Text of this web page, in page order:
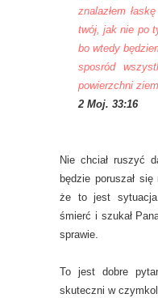
znalazłem
twój, jak nie po
bo wtedy
sposród
powierzchni
2 Moj. 33:16
Nie chciał ruszyć
będzie poruszał
że to jest
śmierć i szukał
sprawie.
To jest dobre
skuteczni w